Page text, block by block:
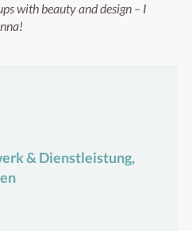
with beauty and design – I
& Dienstleistung,